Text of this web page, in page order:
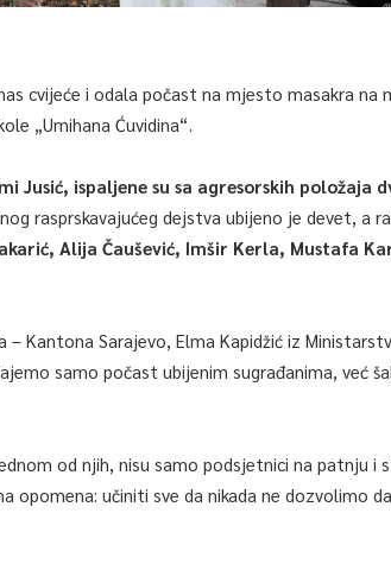
cvijeće i odala počast na mjesto masakra na
„Umihana Ćuvidina“.
Jusić, ispaljene su sa agresorskih položaja
rasprskavajućeg dejstva ubijeno je devet, a
Alija Čaušević, Imšir Kerla, Mustafa
Kantona Sarajevo, Elma Kapidžić iz
samo počast ubijenim sugrađanima, već
od njih, nisu samo podsjetnici na patnju i
opomena: učiniti sve da nikada ne dozvolimo